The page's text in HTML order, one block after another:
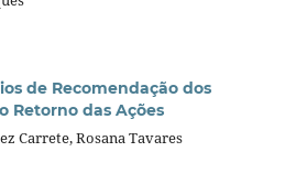
de Recomendação dos
Retorno das Ações
Carrete, Rosana Tavares